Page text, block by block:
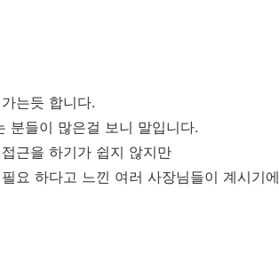
는듯 합니다.
분들이 많은걸 보니 말입니다.
근을 하기가 쉽지 않지만
요 하다고 느낀 여러 사장님들이 계시기에